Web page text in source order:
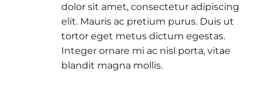
dolor sit amet, consectetur adipiscing
elit. Mauris ac pretium purus. Duis ut
tortor eget metus dictum egestas.
Integer ornare mi ac nisl porta, vitae
blandit magna mollis.